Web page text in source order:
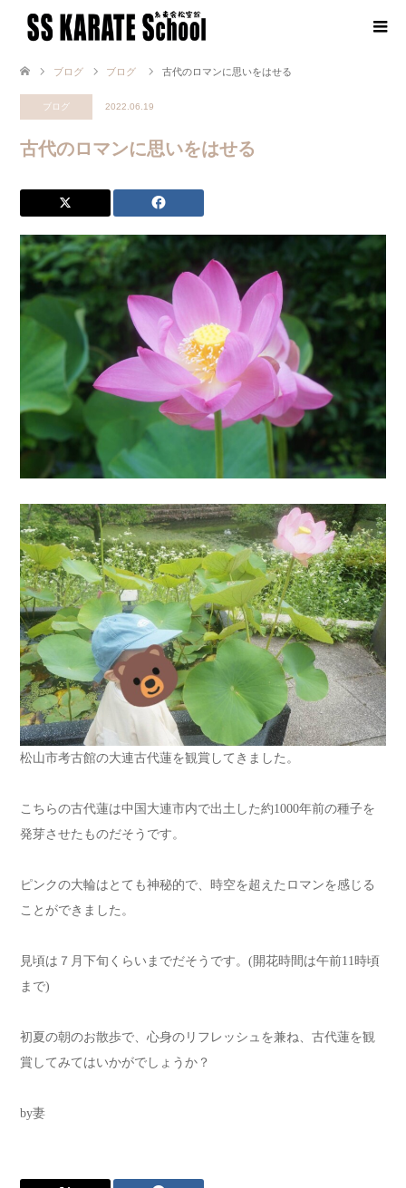
ブログ ブログ 古代のロマンに思いをはせる
ブログ 2022.06.19
古代のロマンに思いをはせる
松山市考古館の大連古代蓮を観賞してきました。
こちらの古代蓮は中国大連市内で出土した約1000年前の種子を
発芽させたものだそうです。
ピンクの大輪はとても神秘的で、時空を超えたロマンを感じる
ことができました。
見頃は７月下旬くらいまでだそうです。(開花時間は午前11時頃
まで)
初夏の朝のお散歩で、心身のリフレッシュを兼ね、古代蓮を観
賞してみてはいかがでしょうか？
by妻